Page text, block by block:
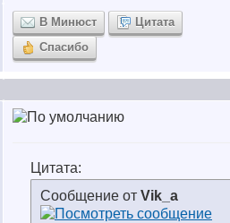
В Минюст
Цитата
Спасибо
Цитата:
Сообщение от Vik_a